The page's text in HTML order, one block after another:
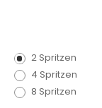
2 Spritzen
4 Spritzen
8 Spritzen